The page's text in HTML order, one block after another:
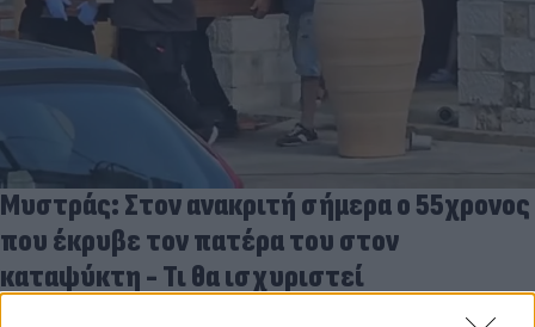
Μυστράς: Στον ανακριτή σήμερα ο 55χρονος
που έκρυβε τον πατέρα του στον
καταψύκτη - Τι θα ισχυριστεί